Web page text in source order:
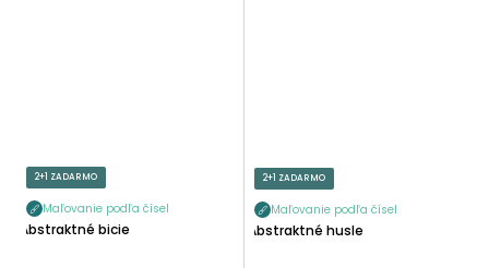
2+1 ZADARMO
Maľovanie podľa čísel
Abstraktné bicie
2+1 ZADARMO
Maľovanie podľa čísel
Abstraktné husle